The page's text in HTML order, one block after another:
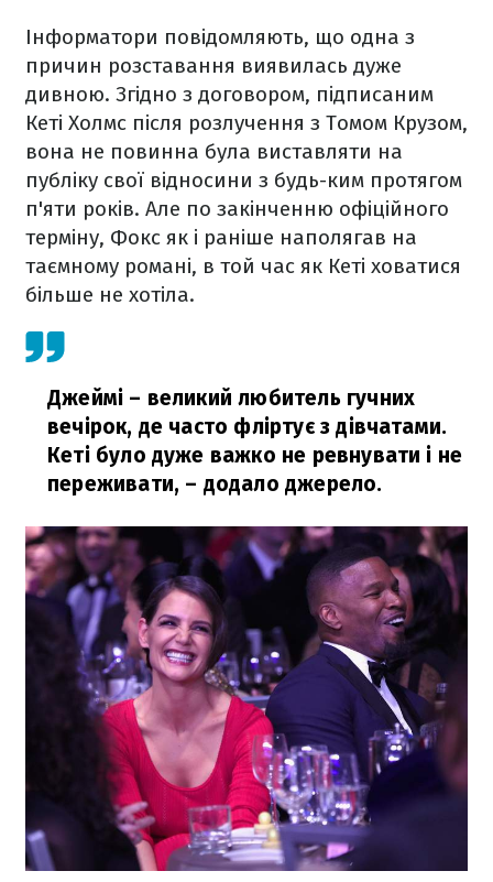
Інформатори повідомляють, що одна з
причин розставання виявилась дуже
дивною. Згідно з договором, підписаним
Кеті Холмс після розлучення з Томом Крузом,
вона не повинна була виставляти на
публіку свої відносини з будь-ким протягом
п'яти років. Але по закінченню офіційного
терміну, Фокс як і раніше наполягав на
таємному романі, в той час як Кеті ховатися
більше не хотіла.
Джеймі – великий любитель гучних
вечірок, де часто фліртує з дівчатами.
Кеті було дуже важко не ревнувати і не
переживати, – додало джерело.